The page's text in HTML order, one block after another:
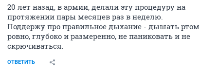
20 лет назад, в армии, делали эту процедуру на
протяжении пары месяцев раз в неделю.
Поддержу про правильное дыхание - дышать ртом
ровно, глубоко и размеренно, не паниковать и не
скрючиваться.
ОТВЕТИТЬ